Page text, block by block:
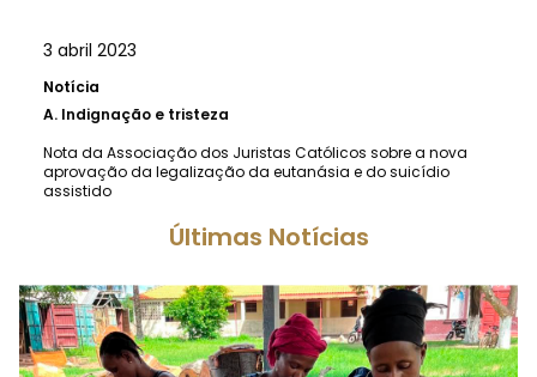
3 abril 2023
Notícia
A. Indignação e tristeza
Nota da Associação dos Juristas Católicos sobre a nova
aprovação da legalização da eutanásia e do suicídio
assistido
Últimas Notícias